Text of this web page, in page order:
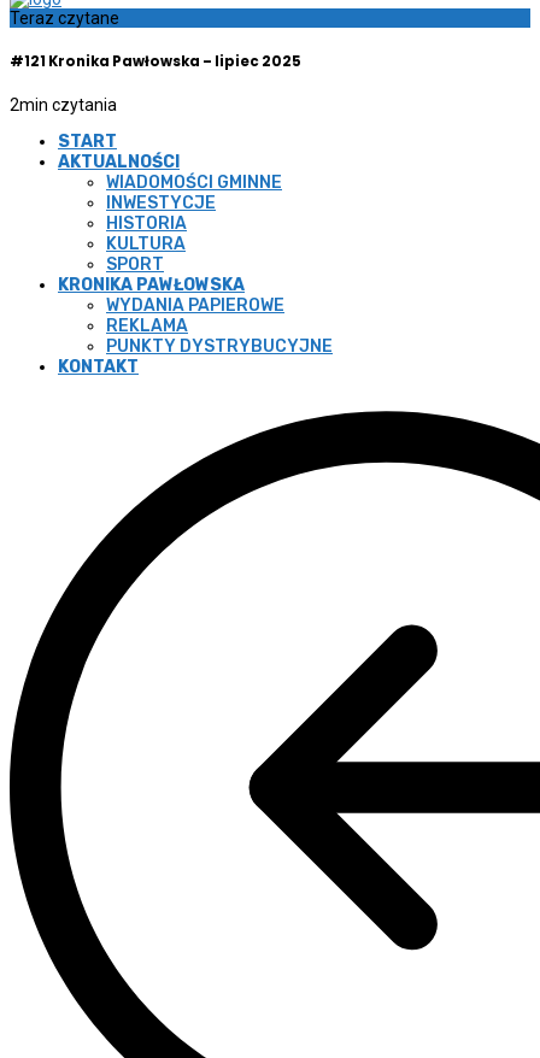
Teraz czytane
#121 Kronika Pawłowska – lipiec 2025
2min czytania
START
AKTUALNOŚCI
WIADOMOŚCI GMINNE
INWESTYCJE
HISTORIA
KULTURA
SPORT
KRONIKA PAWŁOWSKA
WYDANIA PAPIEROWE
REKLAMA
PUNKTY DYSTRYBUCYJNE
KONTAKT